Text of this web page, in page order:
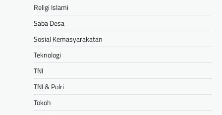
Religi Islami
Saba Desa
Sosial Kemasyarakatan
Teknologi
TNI
TNI & Polri
Tokoh